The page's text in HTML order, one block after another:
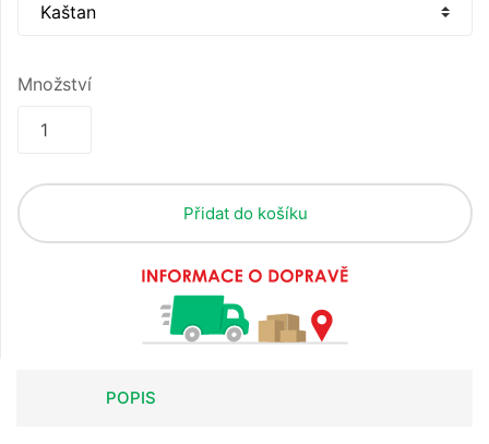
Množství
Přidat do košíku
POPIS